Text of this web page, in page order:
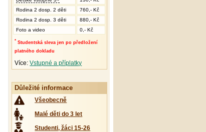
Rodina 2 dosp. 2 děti
760,- Kč
Rodina 2 dosp. 3 děti
880,- Kč
Foto a video
0,- Kč
* Studentská sleva jen po předložení
platného dokladu
Více:Vstupné a příplatky
Důležité informace
Všeobecně
Malé děti do 3 let
Studenti, žáci 15-26